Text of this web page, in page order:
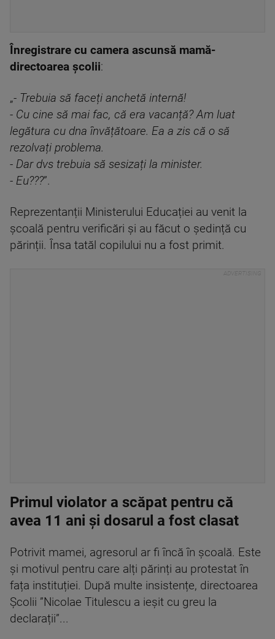
Înregistrare cu camera ascunsă mamă-
directoarea școlii:
„- Trebuia să faceți anchetă internă!
- Cu cine să mai fac, că era vacanță? Am luat
legătura cu dna învățătoare. Ea a zis că o să
rezolvați problema.
- Dar dvs trebuia să sesizați la minister.
- Eu???”.
Reprezentanții Ministerului Educației au venit la
școală pentru verificări și au făcut o ședință cu
părinții. Însa tatăl copilului nu a fost primit.
Primul violator a scăpat pentru că
avea 11 ani și dosarul a fost clasat
Potrivit mamei, agresorul ar fi încă în școală. Este
și motivul pentru care alți părinți au protestat în
fața instituției. După multe insistențe, directoarea
Școlii ”Nicolae Titulescu a ieșit cu greu la
declarații”...